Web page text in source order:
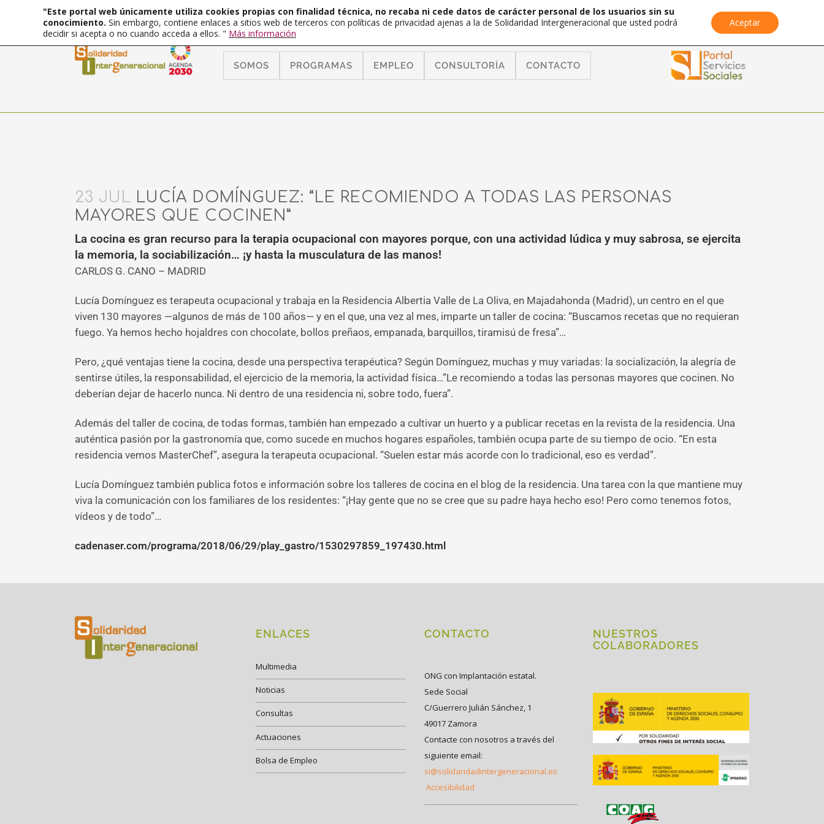
SOMOS PROGRAMAS EMPLEO CONSULTORÍA CONTACTO
23 JUL LUCÍA DOMÍNGUEZ: “LE RECOMIENDO A TODAS LAS PERSONAS
MAYORES QUE COCINEN”
La cocina es gran recurso para la terapia ocupacional con mayores porque, con una actividad lúdica y muy sabrosa, se ejercita
la memoria, la sociabilización… ¡y hasta la musculatura de las manos!
CARLOS G. CANO – MADRID
Lucía Domínguez es terapeuta ocupacional y trabaja en la Residencia Albertia Valle de La Oliva, en Majadahonda (Madrid), un centro en el que
viven 130 mayores —algunos de más de 100 años— y en el que, una vez al mes, imparte un taller de cocina: “Buscamos recetas que no requieran
fuego. Ya hemos hecho hojaldres con chocolate, bollos preñaos, empanada, barquillos, tiramisú de fresa”…
Pero, ¿qué ventajas tiene la cocina, desde una perspectiva terapéutica? Según Domínguez, muchas y muy variadas: la socialización, la alegría de
sentirse útiles, la responsabilidad, el ejercicio de la memoria, la actividad física…”Le recomiendo a todas las personas mayores que cocinen. No
deberían dejar de hacerlo nunca. Ni dentro de una residencia ni, sobre todo, fuera”.
Además del taller de cocina, de todas formas, también han empezado a cultivar un huerto y a publicar recetas en la revista de la residencia. Una
auténtica pasión por la gastronomía que, como sucede en muchos hogares españoles, también ocupa parte de su tiempo de ocio. “En esta
residencia vemos MasterChef”, asegura la terapeuta ocupacional. “Suelen estar más acorde con lo tradicional, eso es verdad”.
Lucía Domínguez también publica fotos e información sobre los talleres de cocina en el blog de la residencia. Una tarea con la que mantiene muy
viva la comunicación con los familiares de los residentes: “¡Hay gente que no se cree que su padre haya hecho eso! Pero como tenemos fotos,
vídeos y de todo”…
cadenaser.com/programa/2018/06/29/play_gastro/1530297859_197430.html
ENLACES
Multimedia
Noticias
Consultas
Actuaciones
Bolsa de Empleo
CONTACTO
ONG con Implantación estatal.
Sede Social
C/Guerrero Julián Sánchez, 1
49017 Zamora
Contacte con nosotros a través del
siguiente email:
si@solidaridadintergeneracional.es
Accesibilidad
NUESTROS
COLABORADORES
"Este portal web únicamente utiliza cookies propias con finalidad técnica, no recaba ni cede datos de carácter personal de los usuarios sin su
conocimiento. Sin embargo, contiene enlaces a sitios web de terceros con políticas de privacidad ajenas a la de Solidaridad Intergeneracional que usted podrá
decidir si acepta o no cuando acceda a ellos. " Más información
Aceptar